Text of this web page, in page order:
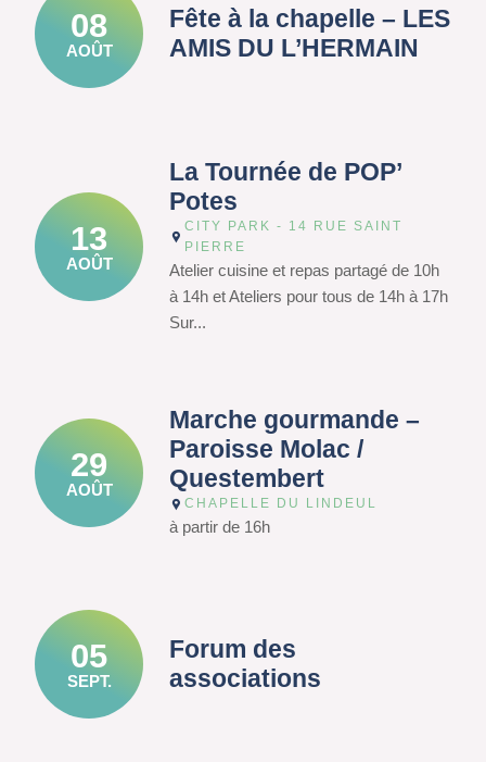
08
AOÛT
Fête à la chapelle – LES
AMIS DU L’HERMAIN
13
AOÛT
La Tournée de POP’
Potes
CITY PARK - 14 RUE SAINT
PIERRE
Atelier cuisine et repas partagé de 10h
à 14h et Ateliers pour tous de 14h à 17h
Sur...
29
AOÛT
Marche gourmande –
Paroisse Molac /
Questembert
CHAPELLE DU LINDEUL
à partir de 16h
05
SEPT.
Forum des
associations